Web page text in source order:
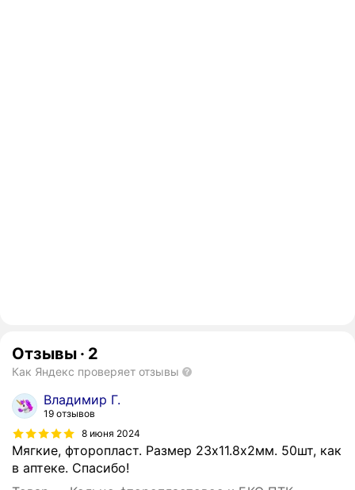
Отзывы · 2
Как Яндекс проверяет отзывы
Владимир Г.
19 отзывов
8 июня 2024
Мягкие, фторопласт. Размер 23х11.8х2мм. 50шт, как
в аптеке. Спасибо!